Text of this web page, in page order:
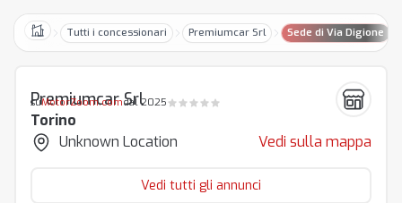
HomeTutti i concessionari Premiumcar Srl Sede di Via Digione
Premiumcar Srl
suMotorZoom.comdal 2025
Torino
Unknown Location
Vedi sulla mappa
Vedi tutti gli annunci